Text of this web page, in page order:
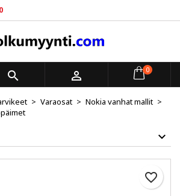
  0
Varaosat
Nokia vanhat mallit
favorite_border
×
×
×
kirjautunut jotta voit lisätä tuotteita
Peruuta Kirjaudu sisään